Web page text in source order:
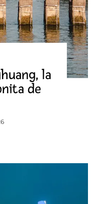
la
de